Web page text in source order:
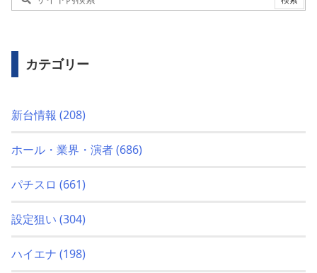
カテゴリー
新台情報 (208)
ホール・業界・演者(686)
パチスロ (661)
設定狙い (304)
ハイエナ (198)